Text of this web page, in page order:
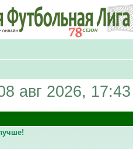
авг 2026, 17:43